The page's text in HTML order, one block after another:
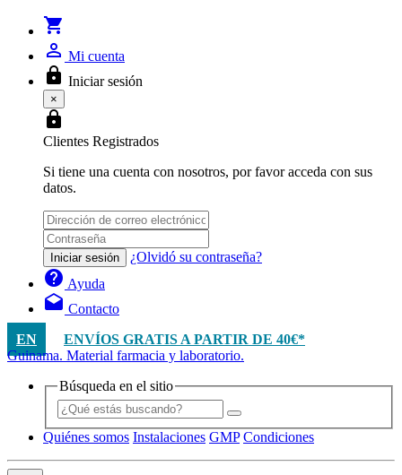
shopping_cart
person_outline Mi cuenta
lock Iniciar sesión
×
lock
Clientes Registrados
Si tiene una cuenta con nosotros, por favor acceda con sus
datos.
Iniciar sesión ¿Olvidó su contraseña?
help Ayuda
drafts Contacto
EN
ENVÍOS GRATIS A PARTIR DE 40€*
Guinama. Material farmacia y laboratorio.
Búsqueda en el sitio
Quiénes somos Instalaciones GMP Condiciones